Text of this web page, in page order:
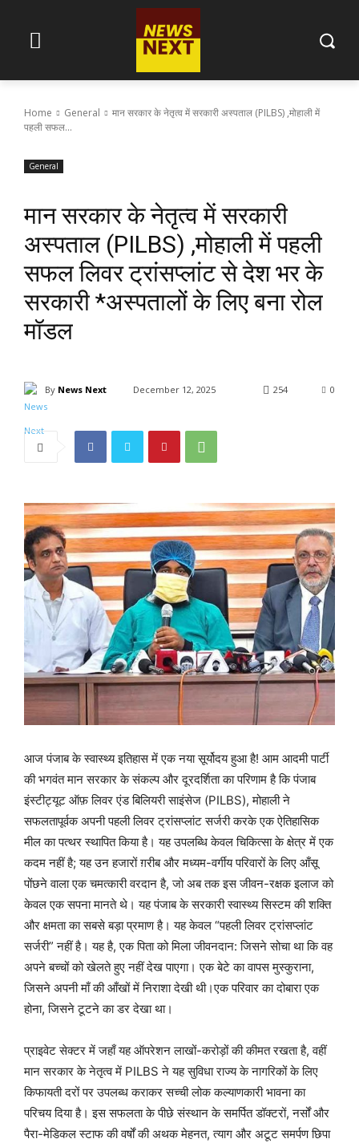
Home General
मान सरकार के नेतृत्व में सरकारी अस्पताल (PILBS) ,मोहाली में
पहली सफल...
General
मान सरकार के नेतृत्व में सरकारी
अस्पताल (PILBS) ,मोहाली में पहली
सफल लिवर ट्रांसप्लांट से देश भर के
सरकारी *अस्पतालों के लिए बना रोल
मॉडल
By News Next December 12, 2025 0
254
आज पंजाब के स्वास्थ्य इतिहास में एक नया सूर्योदय हुआ है! आम आदमी पार्टी
की भगवंत मान सरकार के संकल्प और दूरदर्शिता का परिणाम है कि पंजाब
इंस्टीट्यूट ऑफ़ लिवर एंड बिलियरी साइंसेज (PILBS), मोहाली ने
सफलतापूर्वक अपनी पहली लिवर ट्रांसप्लांट सर्जरी करके एक ऐतिहासिक
मील का पत्थर स्थापित किया है। यह उपलब्धि केवल चिकित्सा के क्षेत्र में एक
कदम नहीं है; यह उन हजारों ग़रीब और मध्यम-वर्गीय परिवारों के लिए आँसू
पोंछने वाला एक चमत्कारी वरदान है, जो अब तक इस जीवन-रक्षक इलाज को
केवल एक सपना मानते थे। यह पंजाब के सरकारी स्वास्थ्य सिस्टम की शक्ति
और क्षमता का सबसे बड़ा प्रमाण है। यह केवल “पहली लिवर ट्रांसप्लांट
सर्जरी” नहीं है। यह है, एक पिता को मिला जीवनदान: जिसने सोचा था कि वह
अपने बच्चों को खेलते हुए नहीं देख पाएगा। एक बेटे का वापस मुस्कुराना,
जिसने अपनी माँ की आँखों में निराशा देखी थी।एक परिवार का दोबारा एक
होना, जिसने टूटने का डर देखा था।
प्राइवेट सेक्टर में जहाँ यह ऑपरेशन लाखों-करोड़ों की कीमत रखता है, वहीं
मान सरकार के नेतृत्व में PILBS ने यह सुविधा राज्य के नागरिकों के लिए
किफायती दरों पर उपलब्ध कराकर सच्ची लोक कल्याणकारी भावना का
परिचय दिया है। इस सफलता के पीछे संस्थान के समर्पित डॉक्टरों, नर्सों और
पैरा-मेडिकल स्टाफ की वर्षों की अथक मेहनत, त्याग और अटूट समर्पण छिपा